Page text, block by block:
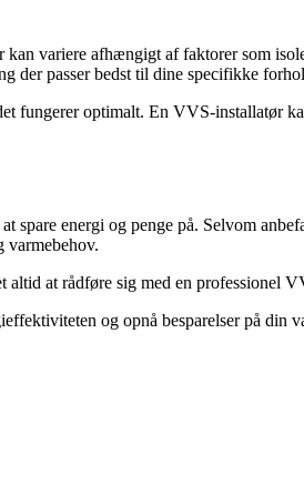
variere afhængigt af faktorer som
der passer bedst til dine specifikke
fungerer optimalt. En VVS-installatør
spare energi og penge på. Selvom
varmebehov.
at rådføre sig med en
og opnå besparelser på din